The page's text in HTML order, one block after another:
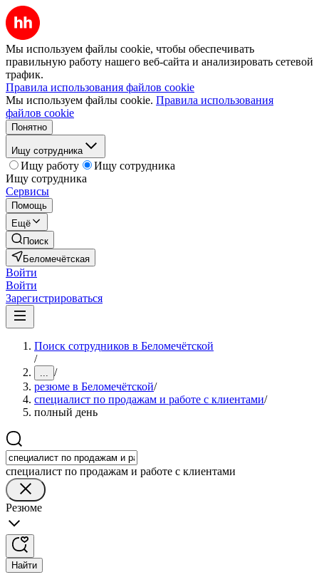
Мы используем файлы cookie, чтобы обеспечивать
правильную работу нашего веб-сайта и анализировать сетевой
трафик.
Правила использования файлов cookie
Мы используем файлы cookie. Правила использования
файлов cookie
Понятно
Ищу сотрудника
Ищу работу
Ищу сотрудника
Ищу сотрудника
Сервисы
Помощь
Ещё
Поиск
Беломечётская
Войти
Войти
Зарегистрироваться
Поиск сотрудников в Беломечётской
/
... /
резюме в Беломечётской/
специалист по продажам и работе с клиентами/
полный день
специалист по продажам и работе с клиентами
Резюме
Найти